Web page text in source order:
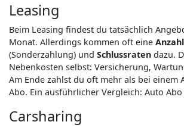
Leasing
Beim Leasing findest du tatsächlich
Monat. Allerdings kommen oft eine
(Sonderzahlung) und Schlussraten dazu.
Nebenkosten selbst: Versicherung,
Am Ende zahlst du oft mehr als bei einem
Abo. Ein ausführlicher Vergleich: Auto
Carsharing